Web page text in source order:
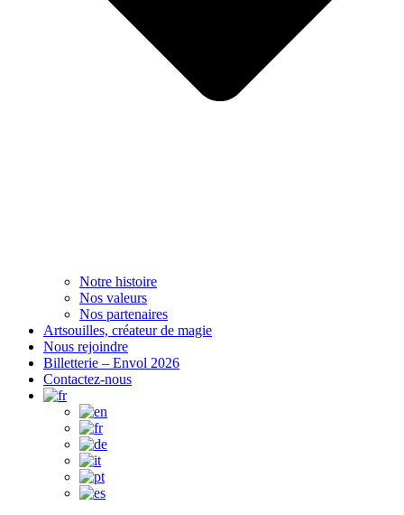
Notre histoire
Nos valeurs
Nos partenaires
Artsouilles, créateur de magie
Nous rejoindre
Billetterie – Envol 2026
Contactez-nous